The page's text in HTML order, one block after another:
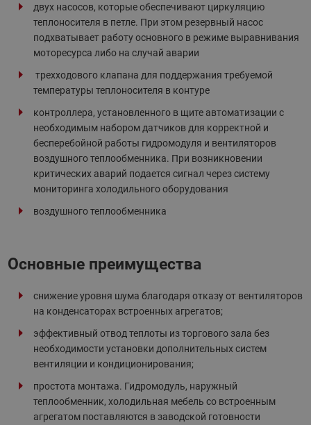
двух насосов, которые обеспечивают циркуляцию
теплоносителя в петле. При этом резервный насос
подхватывает работу основного в режиме выравнивания
моторесурса либо на случай аварии
трехходового клапана для поддержания требуемой
температуры теплоносителя в контуре
контроллера, установленного в щите автоматизации с
необходимым набором датчиков для корректной и
бесперебойной работы гидромодуля и вентиляторов
воздушного теплообменника. При возникновении
критических аварий подается сигнал через систему
мониторинга холодильного оборудования
воздушного теплообменника
Основные преимущества
снижение уровня шума благодаря отказу от вентиляторов
на конденсаторах встроенных агрегатов;
эффективный отвод теплоты из торгового зала без
необходимости установки дополнительных систем
вентиляции и кондиционирования;
простота монтажа. Гидромодуль, наружный
теплообменник, холодильная мебель со встроенным
агрегатом поставляются в заводской готовности